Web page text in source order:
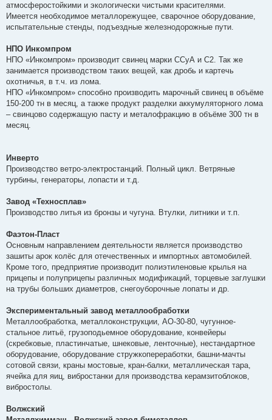
атмосферостойкими и экологически чистыми красителями.
Имеется необходимое металлорежущее, сварочное оборудование,
испытательные стенды, подъездные железнодорожные пути.
НПО Инкомпром
НПО «Инкомпром» производит свинец марки ССуА и С2. Так же
занимается производством таких вещей, как дробь и картечь
охотничья, в т.ч. из лома.
НПО «Инкомпром» способно производить марочный свинец в объёме
150-200 тн в месяц, а также продукт разделки аккумуляторного лома
– свинцово содержащую пасту и металофракцию в объёме 300 тн в
месяц.
Инверто
Производство ветро-электростанций. Полный цикл. Ветряные
турбины, генераторы, лопасти и т.д.
Завод «Техносплав»
Производство литья из бронзы и чугуна. Втулки, литники и т.п.
Фаэтон-Пласт
Основным направлением деятельности является производство
зашиты арок колёс для отечественных и импортных автомобилей.
Кроме того, предприятие производит полиэтиленовые крылья на
прицепы и полуприцепы различных модификаций, торцевые заглушки
на трубы больших диаметров, снегоуборочные лопаты и др.
Экспериментальный завод металлообработки
Металлообработка, металлоконструкции, АО-30-80, чугунное-
стальное литьё, грузоподьемное оборудование, конвейеры
(скребковые, пластинчатые, шнековые, ленточные), нестандартное
оборудование, оборудование стружкопереработки, башни-мачты
сотовой связи, краны мостовые, кран-балки, металлическая тара,
ячейка для яиц, вибростанки для производства керамзитоблоков,
вибростолы.
Волжский